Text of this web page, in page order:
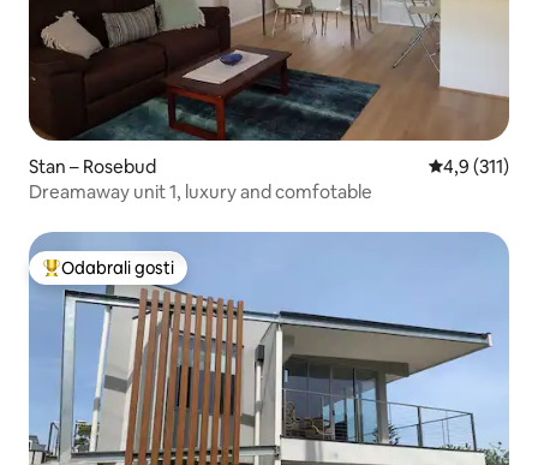
Stan – Rosebud Prosječna
4,9 (311)
Dreamaway unit 1, luxury and comfotable
Među najviše rangiranima s oznakom „Odabrali gosti”
Odabrali gosti